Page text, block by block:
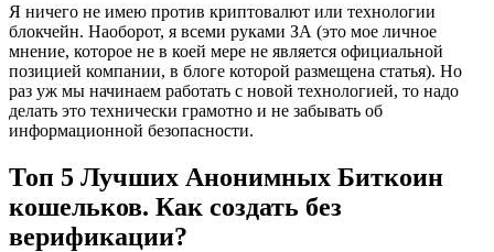
Я ничего не имею против криптовалют или технологии
блокчейн. Наоборот, я всеми руками ЗА (это мое личное
мнение, которое не в коей мере не является официальной
позицией компании, в блоге которой размещена статья). Но
раз уж мы начинаем работать с новой технологией, то надо
делать это технически грамотно и не забывать об
информационной безопасности.
Топ 5 Лучших Анонимных Биткоин
кошельков. Как создать без
верификации?